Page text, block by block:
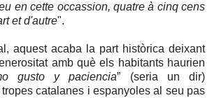
en cette occassion, quatre à cinq cens
et d'autre".
aquest acaba la part històrica deixant
amb què els habitants haurien
gusto y paciencia” (seria un dir)
tropes catalanes i espanyoles al seu pas